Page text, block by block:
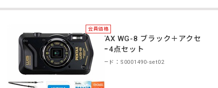
会員価格
PENTAX WG-8 ブラック＋アクセ
サリー4点セット
商品コード：S0001490-set02